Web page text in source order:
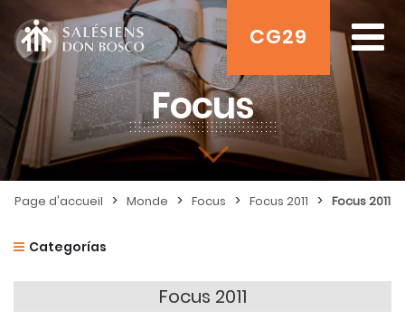
CG29
Focus
Page d'accueil > Monde > Focus > Focus 2011 > Focus 2011
Categorías
Focus 2011